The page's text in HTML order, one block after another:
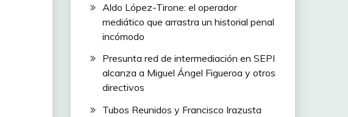
Aldo López-Tirone: el operador
mediático que arrastra un historial penal
incómodo
Presunta red de intermediación en SEPI
alcanza a Miguel Ángel Figueroa y otros
directivos
Tubos Reunidos y Francisco Irazusta